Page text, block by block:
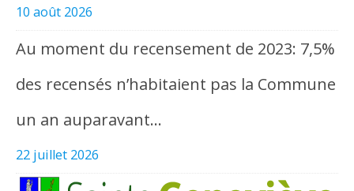
10 août 2026
Au moment du recensement de 2023: 7,5%
des recensés n’habitaient pas la Commune
un an auparavant…
22 juillet 2026